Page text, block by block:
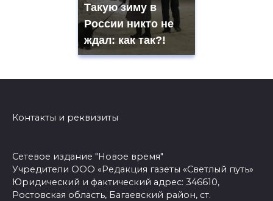
Такую зиму в
России никто не
ждал: как так?!
Контакты и реквизиты
Сетевое издание "Новое время"
Учредители ООО «Редакция газеты «Светлый путь»
Юридический и фактический адрес: 346610,
Ростовская область, Багаевский район, ст.